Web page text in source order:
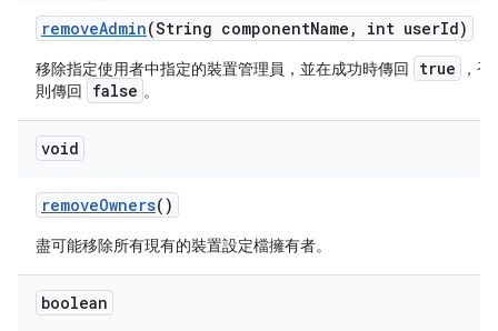
removeAdmin(String componentName , int userId)
移除指定使用者中指定的裝置管理員，並在成功時傳回 true
，否
則傳回
false 。
void
removeOwners()
盡可能移除所有現有的裝置設定檔擁有者。
boolean